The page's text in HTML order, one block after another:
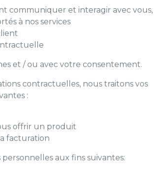
communiquer et interagir avec vous,
à nos services
et / ou avec votre consentement.
contractuelles, nous traitons vos
:
offrir un produit
facturation
aux fins suivantes: